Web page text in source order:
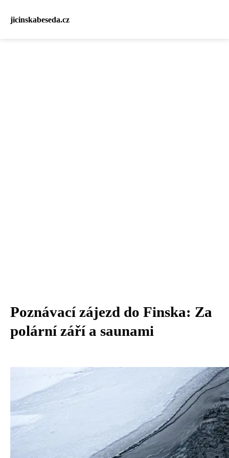
jicinskabeseda.cz
Poznávací zájezd do Finska: Za
polární září a saunami